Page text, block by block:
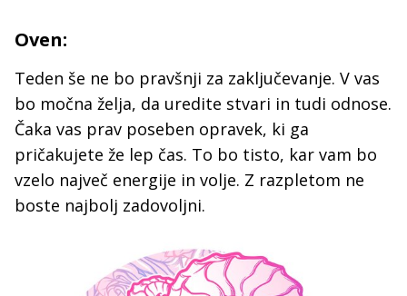
Oven:
Teden še ne bo pravšnji za zaključevanje. V vas
bo močna želja, da uredite stvari in tudi odnose.
Čaka vas prav poseben opravek, ki ga
pričakujete že lep čas. To bo tisto, kar vam bo
vzelo največ energije in volje. Z razpletom ne
boste najbolj zadovoljni.